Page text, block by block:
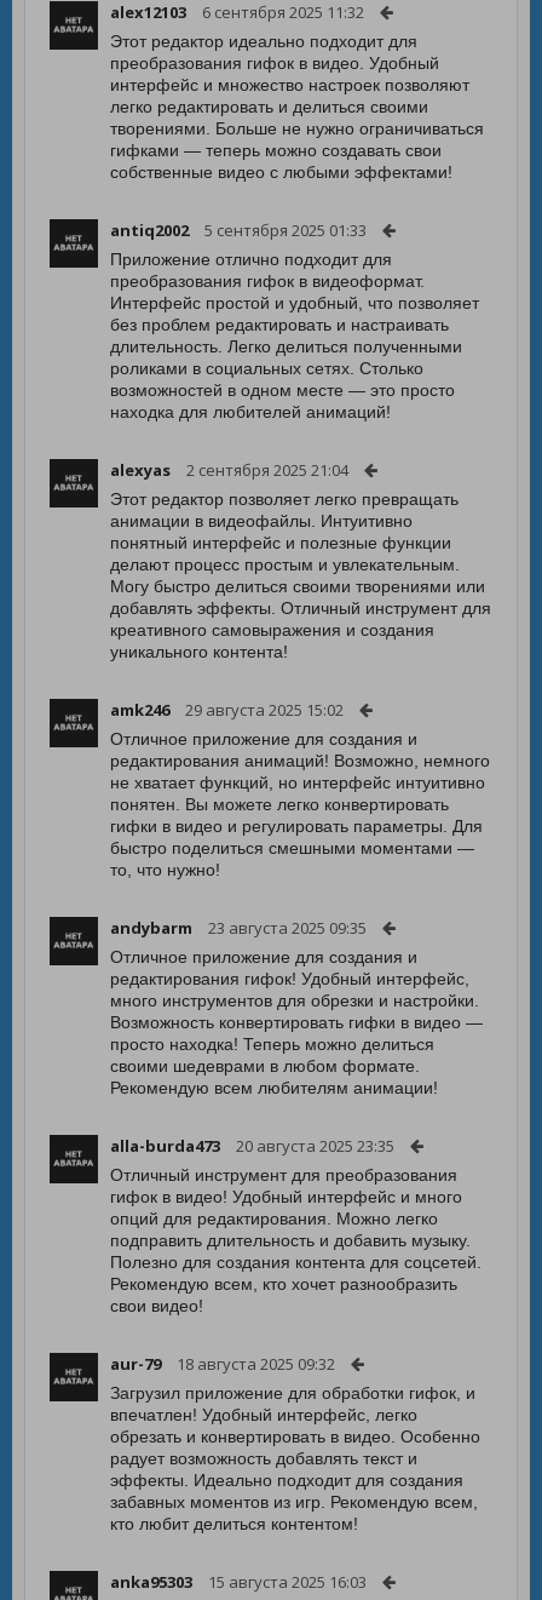
alex12103 6 сентября 2025 11:32
Этот редактор идеально подходит для
преобразования гифок в видео. Удобный
интерфейс и множество настроек позволяют
легко редактировать и делиться своими
творениями. Больше не нужно ограничиваться
гифками — теперь можно создавать свои
собственные видео с любыми эффектами!
antiq2002 5 сентября 2025 01:33
Приложение отлично подходит для
преобразования гифок в видеоформат.
Интерфейс простой и удобный, что позволяет
без проблем редактировать и настраивать
длительность. Легко делиться полученными
роликами в социальных сетях. Столько
возможностей в одном месте — это просто
находка для любителей анимаций!
alexyas 2 сентября 2025 21:04
Этот редактор позволяет легко превращать
анимации в видеофайлы. Интуитивно
понятный интерфейс и полезные функции
делают процесс простым и увлекательным.
Могу быстро делиться своими творениями или
добавлять эффекты. Отличный инструмент для
креативного самовыражения и создания
уникального контента!
amk246 29 августа 2025 15:02
Отличное приложение для создания и
редактирования анимаций! Возможно, немного
не хватает функций, но интерфейс интуитивно
понятен. Вы можете легко конвертировать
гифки в видео и регулировать параметры. Для
быстро поделиться смешными моментами —
то, что нужно!
andybarm 23 августа 2025 09:35
Отличное приложение для создания и
редактирования гифок! Удобный интерфейс,
много инструментов для обрезки и настройки.
Возможность конвертировать гифки в видео —
просто находка! Теперь можно делиться
своими шедеврами в любом формате.
Рекомендую всем любителям анимации!
alla-burda473 20 августа 2025 23:35
Отличный инструмент для преобразования
гифок в видео! Удобный интерфейс и много
опций для редактирования. Можно легко
подправить длительность и добавить музыку.
Полезно для создания контента для соцсетей.
Рекомендую всем, кто хочет разнообразить
свои видео!
aur-79 18 августа 2025 09:32
Загрузил приложение для обработки гифок, и
впечатлен! Удобный интерфейс, легко
обрезать и конвертировать в видео. Особенно
радует возможность добавлять текст и
эффекты. Идеально подходит для создания
забавных моментов из игр. Рекомендую всем,
кто любит делиться контентом!
anka95303 15 августа 2025 16:03